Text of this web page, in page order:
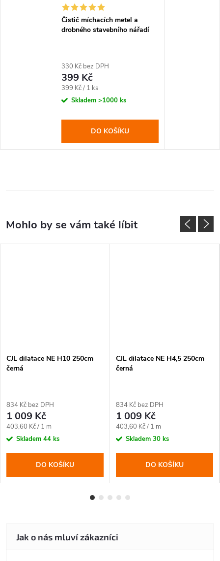
Čistič míchacích metel a
drobného stavebního nářadí
330 Kč bez DPH
399 Kč
Měrná
cena:
399 Kč / 1 ks
Skladem >1000 ks
DO KOŠÍKU
CJL dilatace NE H10 250cm
černá
834 Kč bez DPH
1 009 Kč
Měrná
cena:
403,60 Kč / 1 m
Skladem 44 ks
DO KOŠÍKU
CJL dilatace NE H4,5 250cm
černá
834 Kč bez DPH
1 009 Kč
Měrná
cena:
403,60 Kč / 1 m
Skladem 30 ks
DO KOŠÍKU